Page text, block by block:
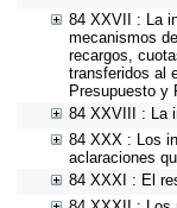
84 XXVII : La
mecanismos
recargos,
transferidos al
Presupuesto y
84 XXVIII : La
84 XXX : Los
aclaraciones
84 XXXI : El